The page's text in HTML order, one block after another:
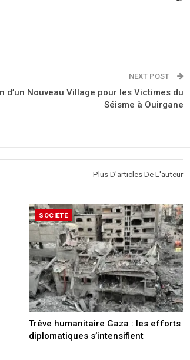
NEXT POST
d’un Nouveau Village pour les Victimes du
Séisme à Ouirgane
Plus D'articles De L'auteur
SOCIÉTÉ
Trêve humanitaire Gaza : les efforts
diplomatiques s’intensifient